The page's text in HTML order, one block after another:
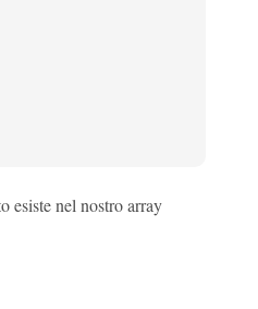
esiste nel nostro array